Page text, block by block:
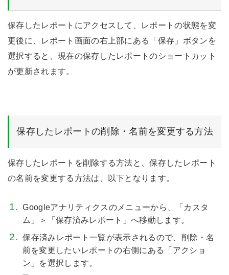
保存したレポートにアクセスして、レポートの状態を変
更後に、レポート画面の右上部にある「保存」ボタンを
選択すると、現在の保存したレポートのショートカット
が更新されます。
保存したレポートの削除・名前を変更する方法
保存したレポートを削除する方法と、保存したレポート
の名前を変更する方法は、以下となります。
Googleアナリティクスのメニューから、「カスタ
ム」＞「保存済みレポート」へ移動します。
保存済みレポート一覧が表示されるので、削除・名
前を変更したいレポートの右側にある「アクショ
ン」を選択します。